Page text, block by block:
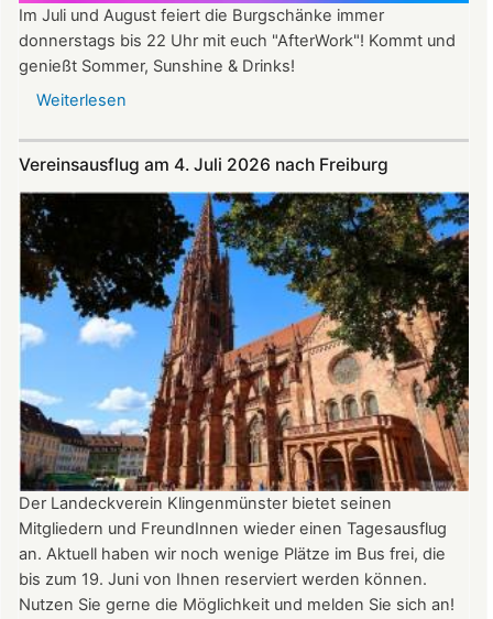
Im Juli und August feiert die Burgschänke immer
donnerstags bis 22 Uhr mit euch "AfterWork"! Kommt und
genießt Sommer, Sunshine & Drinks!
Weiterlesen
und
August
der
Burg:
After
Work
donnerstags
22:00
Uhr
Vereinsausflug am 4. Juli 2026 nach Freiburg
Der Landeckverein Klingenmünster bietet seinen
Mitgliedern und FreundInnen wieder einen Tagesausflug
an. Aktuell haben wir noch wenige Plätze im Bus frei, die
bis zum 19. Juni von Ihnen reserviert werden können.
Nutzen Sie gerne die Möglichkeit und melden Sie sich an!